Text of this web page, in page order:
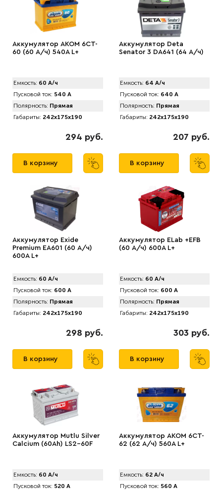
Аккумулятор AKOM 6CT-
60 (60 А/ч) 540А L+
Емкость: 60 А/ч
Пусковой ток: 540 А
Полярность: Прямая
Габариты: 242x175x190
294 руб.
В корзину
Аккумулятор Deta
Senator 3 DA641 (64 А/ч)
Емкость: 64 А/ч
Пусковой ток: 640 А
Полярность: Прямая
Габариты: 242x175x190
207 руб.
В корзину
Аккумулятор Exide
Premium EA601 (60 А/ч)
600A L+
Емкость: 60 А/ч
Пусковой ток: 600 А
Полярность: Прямая
Габариты: 242x175x190
298 руб.
В корзину
Аккумулятор ELab +EFB
(60 А/ч) 600A L+
Емкость: 60 А/ч
Пусковой ток: 600 А
Полярность: Прямая
Габариты: 242x175x190
303 руб.
В корзину
Аккумулятор Mutlu Silver
Calcium (60Ah) LS2-60F
Емкость: 60 А/ч
Пусковой ток: 520 А
Аккумулятор АКОМ 6CT-
62 (62 А/ч) 560А L+
Емкость: 62 А/ч
Пусковой ток: 560 А